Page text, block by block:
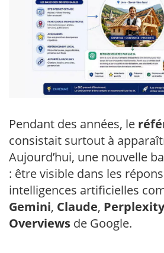
Pendant des années, le
consistait surtout à
Aujourd’hui, une nouvelle
: être visible dans les
intelligences artificielles
Gemini, Claude, Perplexity
Overviews de Google.